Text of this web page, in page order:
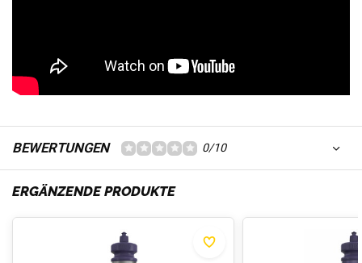
BEWERTUNGEN 0/10
ERGÄNZENDE PRODUKTE